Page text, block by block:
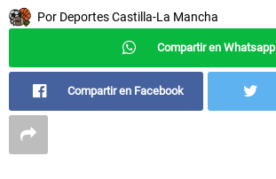
Por Deportes Castilla-La Mancha
Compartir en Whatsapp
Compartir en Facebook